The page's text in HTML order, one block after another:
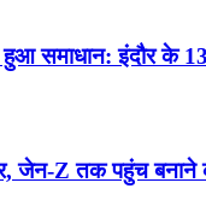
हुआ समाधान: इंदौर के
जेन-Z तक पहुंच बनाने